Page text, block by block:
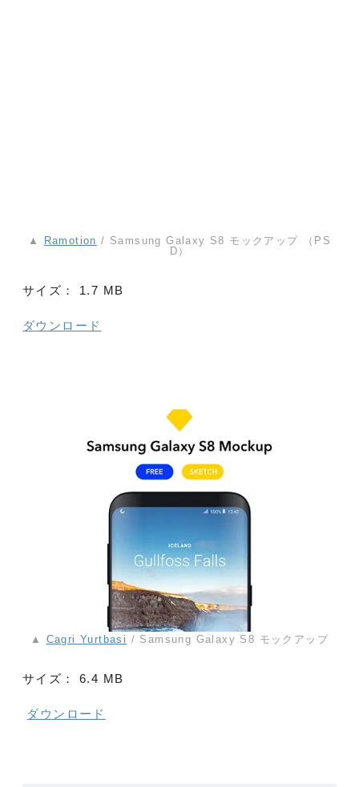
▲ Ramotion / Samsung Galaxy S8 モックアップ （PS
D）
サイズ： 1.7 MB
ダウンロード
▲ Cagri Yurtbasi / Samsung Galaxy S8 モックアップ
サイズ： 6.4 MB
ダウンロード